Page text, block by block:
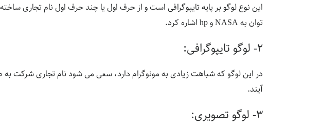
این نوع لوگو بر پایه تایپوگرافی است و از حرف اول یا چند حرف اول نام تجاری
توان به NASA و hp اشاره کرد.
۲- لوگو تایپوگرافی:
آیند.
۳- لوگو تصویری: